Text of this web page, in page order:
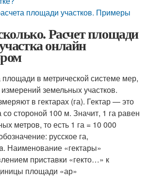
площади участков. Примеры
Расчет площади
онлайн
в метрической системе мер,
земельных участков.
в гектарах (га). Гектар — это
стороной 100 м. Значит, 1 га равен
метров, то есть 1 га = 10 000
русское га,
Наименование «гектары»
приставки «гекто…» к
площади «ар»